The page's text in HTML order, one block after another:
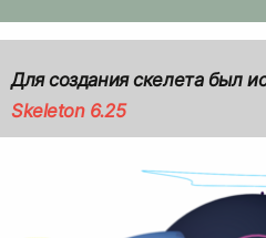
Для создания скелета был
Skeleton 6.25